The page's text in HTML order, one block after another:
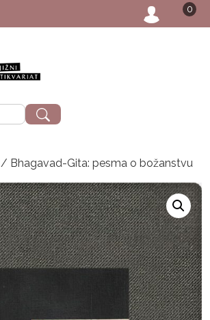
POŠTNINA: 0
/ Bhagavad-Gita: pesma o božanstvu